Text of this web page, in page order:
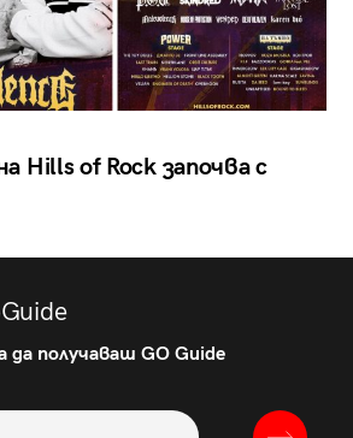
Hills of Rock започва с
да получаваш GO Guide